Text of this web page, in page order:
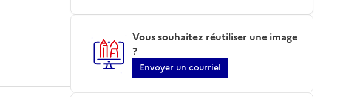
Vous souhaitez réutiliser une image
?
Envoyer un courriel